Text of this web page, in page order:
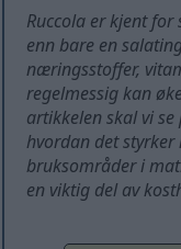
Ruccola er kjent
enn bare en
næringsstoffer,
regelmessig kan
artikkelen skal vi se
hvordan det
bruksområder i
en viktig del av